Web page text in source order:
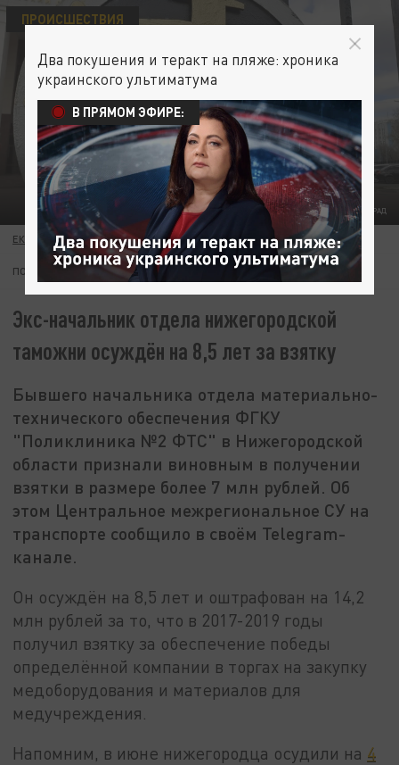
ФОТО: ЦАРЬГРАД
ПРОИСШЕСТВИЯ
ЕКАТЕРИНА ЧИЧУРИНА 15 ИЮЛЯ 19:42
ПОДПИШИТЕСЬ:
Экс-начальник отдела нижегородской
таможни осуждён на 8,5 лет за взятку
Бывшего начальника отдела материально-
технического обеспечения ФГКУ
"Поликлиника №2 ФТС" в Нижегородской
области признали виновным в получении
взятки в размере более 7 млн рублей. Об
этом Центральное межрегиональное СУ на
транспорте сообщило в своём Telegram-
канале.
Он осуждён на 8,5 лет и оштрафован на 14,2
млн рублей за то, что в 2017-2019 годы
получил взятку за обеспечение победы
определённой компании в торгах на закупку
медоборудования и материалов для
медучреждения.
Напомним, в июне нижегородца осудили на 4
Два покушения и теракт на пляже: хроника
украинского ультиматума
В ПРЯМОМ ЭФИРЕ: